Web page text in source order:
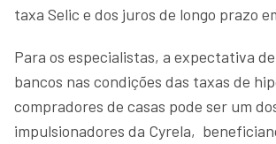
taxa Selic e dos juros de longo prazo
Para os especialistas, a expectativa
bancos nas condições das taxas de
compradores de casas pode ser um
impulsionadores da Cyrela,